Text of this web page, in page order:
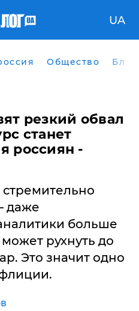
UA
Общество
резкий обвал
станет
россиян -
даже
больше
рухнуть до
Это значит одно